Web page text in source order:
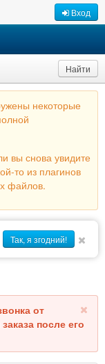
Вход
некоторые
вы снова увидите
то из плагинов
файлов.
Так, я згодний!
от
после его